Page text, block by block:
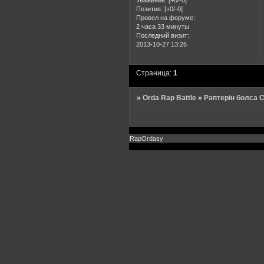
Позитив: [+0/-0]
Провел на форуме:
2 часа 33 минуты
Последний визит:
2013-10-27 13:26
Страница:1
»Orda Rap Battle » Рәптерін болса
RapOrdasy